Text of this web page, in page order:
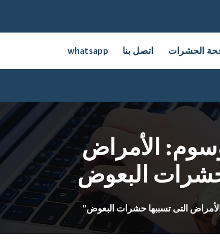
الحشرات اتصل بنا whatsapp
الأمراض
حشرات البعوض
التى تسببها حشرات البعوض"